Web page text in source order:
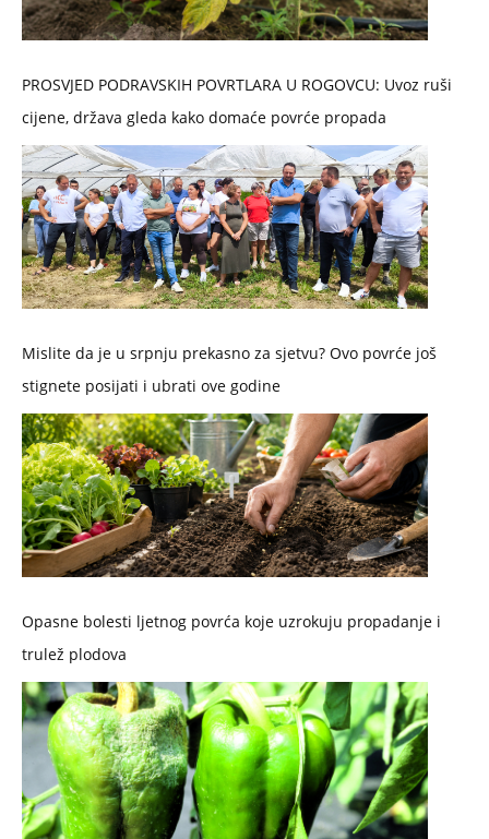
PROSVJED PODRAVSKIH POVRTLARA U ROGOVCU: Uvoz ruši
cijene, država gleda kako domaće povrće propada
Mislite da je u srpnju prekasno za sjetvu? Ovo povrće još
stignete posijati i ubrati ove godine
Opasne bolesti ljetnog povrća koje uzrokuju propadanje i
trulež plodova